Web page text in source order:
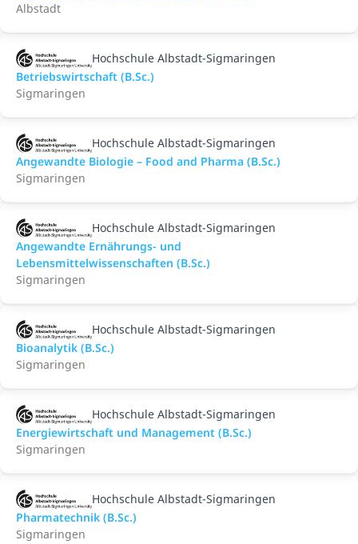
Albstadt
Hochschule Albstadt-Sigmaringen
Betriebswirtschaft (B.Sc.)
Sigmaringen
Hochschule Albstadt-Sigmaringen
Angewandte Biologie – Food and Pharma (B.Sc.)
Sigmaringen
Hochschule Albstadt-Sigmaringen
Angewandte Ernährungs- und
Lebensmittelwissenschaften (B.Sc.)
Sigmaringen
Hochschule Albstadt-Sigmaringen
Bioanalytik (B.Sc.)
Sigmaringen
Hochschule Albstadt-Sigmaringen
Energiewirtschaft und Management (B.Sc.)
Sigmaringen
Hochschule Albstadt-Sigmaringen
Pharmatechnik (B.Sc.)
Sigmaringen